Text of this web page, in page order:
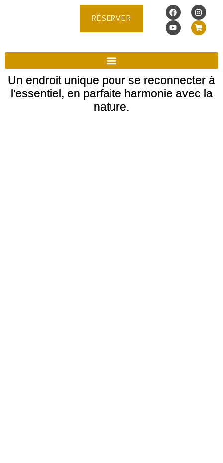
RÉSERVER
Un endroit unique pour se reconnecter à
l'essentiel, en parfaite harmonie avec la
nature.